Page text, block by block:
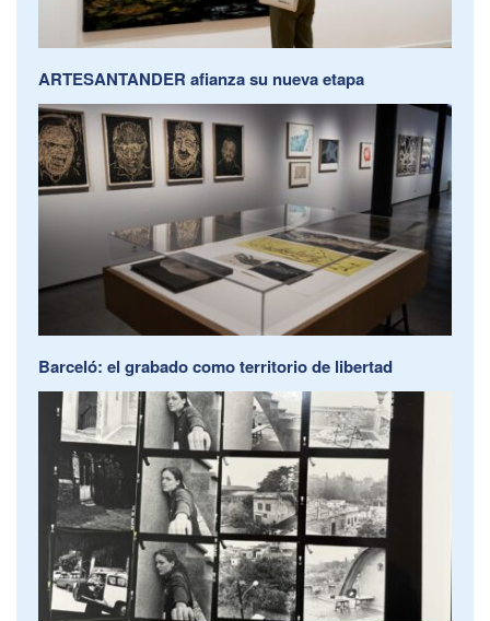
ARTESANTANDER afianza su nueva etapa
Barceló: el grabado como territorio de libertad